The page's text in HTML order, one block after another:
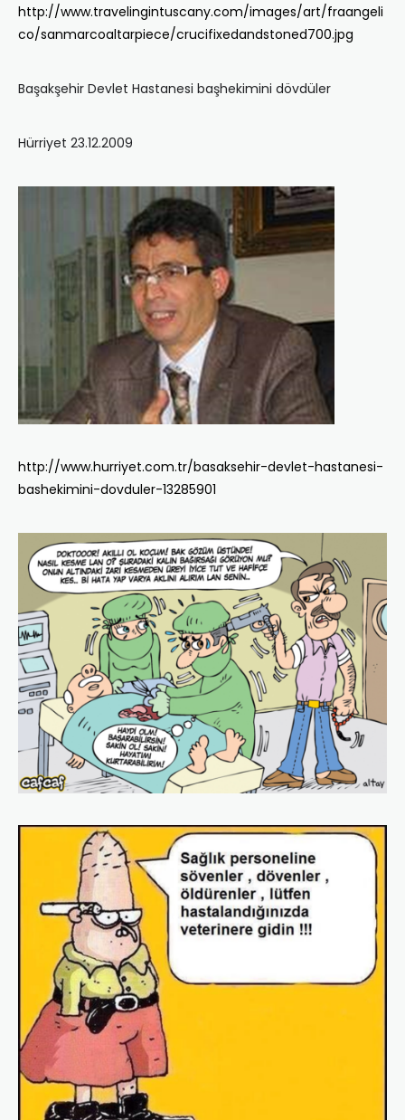
http://www.travelingintuscany.com/images/art/fraangeli
co/sanmarcoaltarpiece/crucifixedandstoned700.jpg
Başakşehir Devlet Hastanesi başhekimini dövdüler
Hürriyet 23.12.2009
http://www.hurriyet.com.tr/basaksehir-devlet-hastanesi-
bashekimini-dovduler-13285901